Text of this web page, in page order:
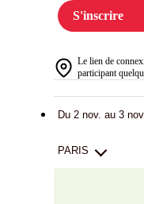
S'inscrire
Le lien de
participant
Du 2 nov. au 3
PARIS